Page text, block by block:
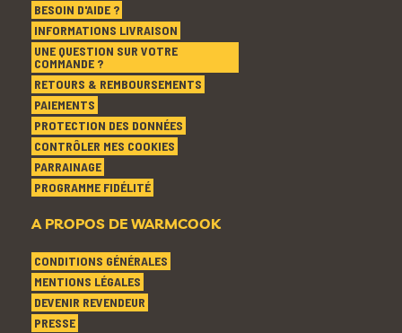
BESOIN D'AIDE ?
INFORMATIONS LIVRAISON
UNE QUESTION SUR VOTRE
COMMANDE ?
RETOURS & REMBOURSEMENTS
PAIEMENTS
PROTECTION DES DONNÉES
CONTRÔLER MES COOKIES
PARRAINAGE
PROGRAMME FIDÉLITÉ
A PROPOS DE WARMCOOK
CONDITIONS GÉNÉRALES
MENTIONS LÉGALES
DEVENIR REVENDEUR
PRESSE